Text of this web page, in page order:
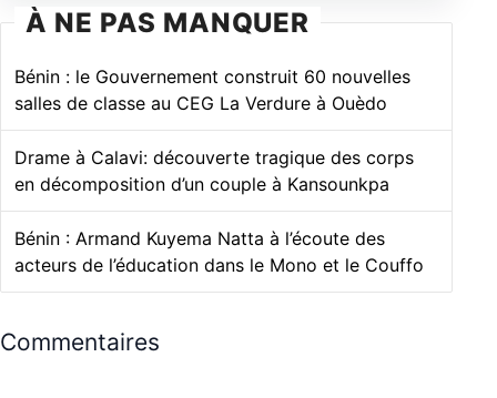
À NE PAS MANQUER
Bénin : le Gouvernement construit 60 nouvelles
salles de classe au CEG La Verdure à Ouèdo
Drame à Calavi: découverte tragique des corps
en décomposition d’un couple à Kansounkpa
Bénin : Armand Kuyema Natta à l’écoute des
acteurs de l’éducation dans le Mono et le Couffo
Commentaires